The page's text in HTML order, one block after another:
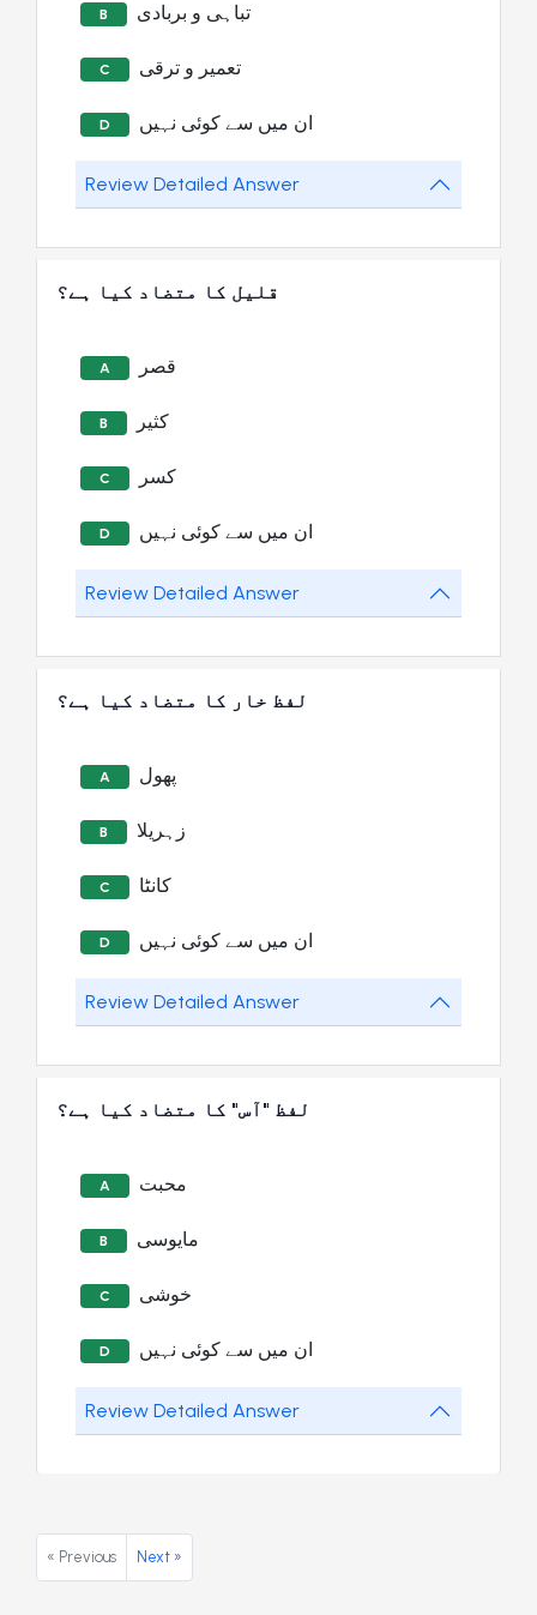
B تباہی و بربادی
C تعمیر و ترقی
D ان میں سے کوئی نہیں
Review Detailed Answer
قلیل کا متضاد کیا ہے؟
A قصر
B کثیر
C کسر
D ان میں سے کوئی نہیں
Review Detailed Answer
لفظ خار کا متضاد کیا ہے؟
A پھول
B زہریلا
C کانٹا
D ان میں سے کوئی نہیں
Review Detailed Answer
لفظ "آس" کا متضاد کیا ہے؟
A محبت
B مایوسی
C خوشی
D ان میں سے کوئی نہیں
Review Detailed Answer
« Previous Next »